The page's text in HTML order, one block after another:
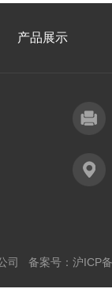
产品展示
司 备案号： 沪ICP